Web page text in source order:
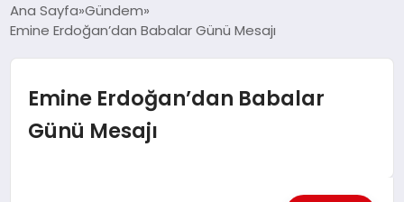
GUNCEL
Ana Sayfa Gündem
Emine Erdoğan’dan Babalar Günü Mesajı
Emine Erdoğan’dan Babalar
Günü Mesajı